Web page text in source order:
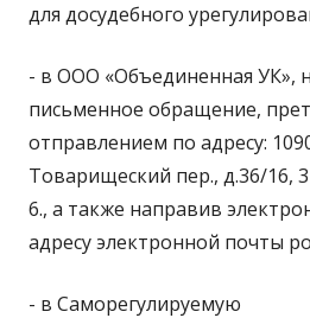
для досудебного
- в ООО «Объединенная УК»,
письменное обращение,
отправлением по адресу:
Товарищеский пер., д.36/16,
6., а также направив
адресу электронной почты
- в Саморегулируемую